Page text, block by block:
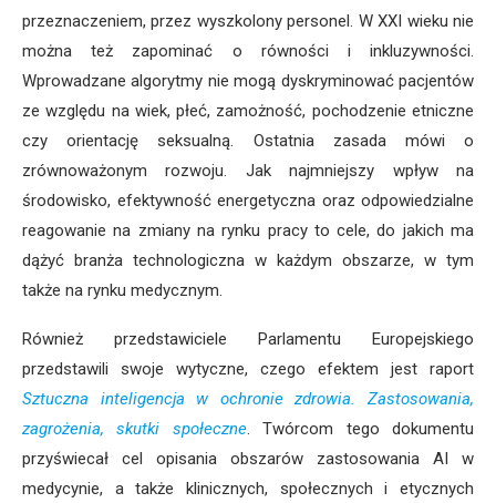
przeznaczeniem, przez wyszkolony personel. W XXI wieku nie
można też zapominać o równości i inkluzywności.
Wprowadzane algorytmy nie mogą dyskryminować pacjentów
ze względu na wiek, płeć, zamożność, pochodzenie etniczne
czy orientację seksualną. Ostatnia zasada mówi o
zrównoważonym rozwoju. Jak najmniejszy wpływ na
środowisko, efektywność energetyczna oraz odpowiedzialne
reagowanie na zmiany na rynku pracy to cele, do jakich ma
dążyć branża technologiczna w każdym obszarze, w tym
także na rynku medycznym.
Również przedstawiciele Parlamentu Europejskiego
przedstawili swoje wytyczne, czego efektem jest raport
Sztuczna inteligencja w ochronie zdrowia. Zastosowania,
zagrożenia, skutki społeczne. Twórcom tego dokumentu
przyświecał cel opisania obszarów zastosowania AI w
medycynie, a także klinicznych, społecznych i etycznych